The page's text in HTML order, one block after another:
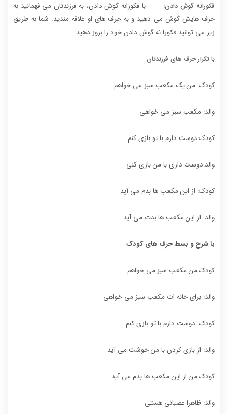
فکورانه گوش دادن:
با فکورانه گوش دادن، به فرزندتان می فهمانید به
حرف هایش گوش می دهید و به حرف های او علاقه مندید. شما به طریق
زیر می توانید فکورا نه گوش دادن خود را بروز دهید:
با تکرار حرف های فرزندتان
کودک: من یک مکعب سبز می خواهم
والد: مکعب سبز می خواهی
کودک:دوست دارم با تو بازی کنم
والد:دوست داری با من بازی کنی
کودک: از این مکعب ها بدم می آید
والد: از این مکعب ها بدت می آید
با شرح و بسط حرف های کودک
کودک:من مکعب سبز می خواهم
والد: برای خانه ات مکعب سبز می خواهی
کودک: دوست دارم با تو بازی کنم
والد: از بازی کردن با من خوشت می آید
کودک:من از این مکعب ها بدم می آید
والد: ظاهرا عصبانی هستی